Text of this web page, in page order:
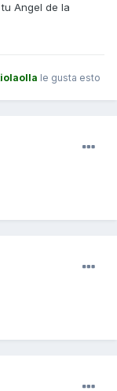
Angel de la
le gusta esto